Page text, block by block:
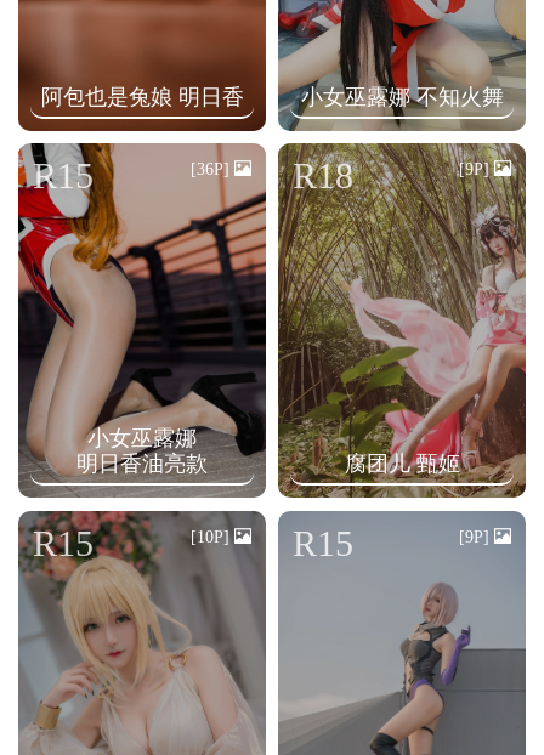
阿包也是兔娘 明日香 小女巫露娜 不知火舞
小女巫露娜
明日香油亮款
R15 [36P]
腐团儿 甄姬
R18 [9P]
R15 [10P] R15 [9P]